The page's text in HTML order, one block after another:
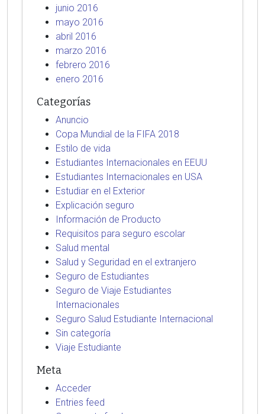
junio 2016
mayo 2016
abril 2016
marzo 2016
febrero 2016
enero 2016
Categorías
Anuncio
Copa Mundial de la FIFA 2018
Estilo de vida
Estudiantes Internacionales en EEUU
Estudiantes Internacionales en USA
Estudiar en el Exterior
Explicación seguro
Información de Producto
Requisitos para seguro escolar
Salud mental
Salud y Seguridad en el extranjero
Seguro de Estudiantes
Seguro de Viaje Estudiantes
Internacionales
Seguro Salud Estudiante Internacional
Sin categoría
Viaje Estudiante
Meta
Acceder
Entries feed